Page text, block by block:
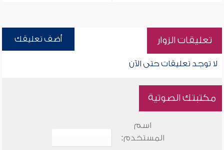
تعليقات الزوار أضف تعليقك
لا توجد تعليقات حتى الآن
مكتبتك الصوتية
اسم
المستخدم: